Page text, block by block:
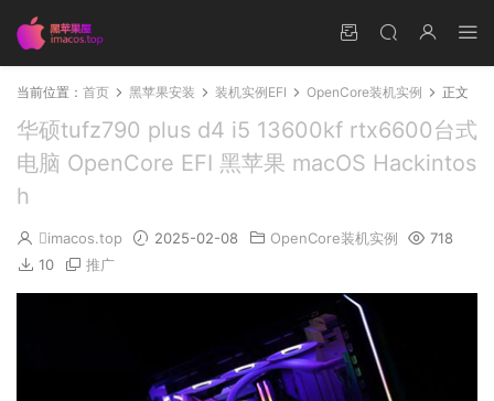
当前位置： 首页 黑苹果安装 装机实例EFI OpenCore装机实例 正文
华硕tufz790 plus d4 i5 13600kf rtx6600台式
电脑 OpenCore EFI 黑苹果 macOS Hackintos
h
imacos.top 2025-02-08 OpenCore装机实例
718
10
推广